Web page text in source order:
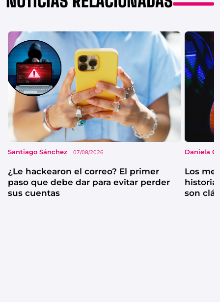
Santiago Sánchez 07/08/2026
¿Le hackearon el correo? El primer
paso que debe dar para evitar perder
sus cuentas
Daniela
Los
historia
son